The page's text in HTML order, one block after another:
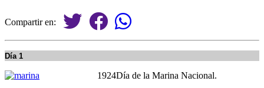
Compartir en:
Día 1
1924Día de la Marina Nacional.